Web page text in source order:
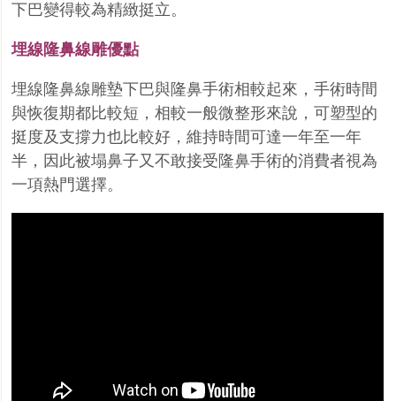
下巴變得較為精緻挺立。
埋線隆鼻線雕優點
埋線隆鼻線雕墊下巴與隆鼻手術相較起來，手術時間
與恢復期都比較短，相較一般微整形來說，可塑型的
挺度及支撐力也比較好，維持時間可達一年至一年
半，因此被塌鼻子又不敢接受隆鼻手術的消費者視為
一項熱門選擇。